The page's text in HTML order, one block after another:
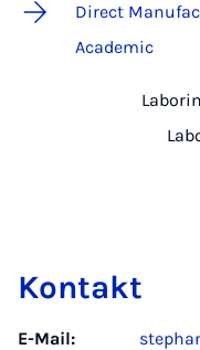
Direct
Academic
Kontakt
E-Mail: